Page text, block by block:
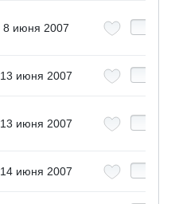
8 июня 2007
13 июня 2007
13 июня 2007
14 июня 2007